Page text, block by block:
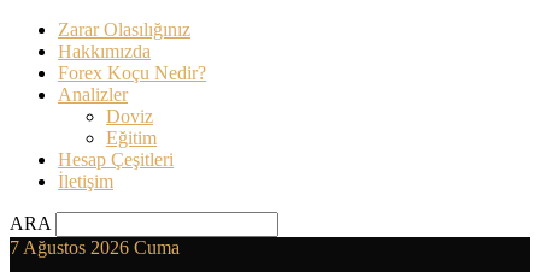
Zarar Olasılığınız
Hakkımızda
Forex Koçu Nedir?
Analizler
Doviz
Eğitim
Hesap Çeşitleri
İletişim
ARA
7 Ağustos 2026 Cuma